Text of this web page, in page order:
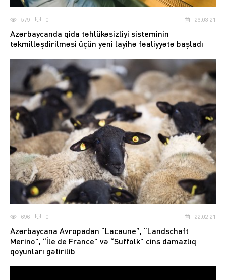
579 0 26.03.21
Azərbaycanda qida təhlükəsizliyi sisteminin
təkmilləşdirilməsi üçün yeni layihə fəaliyyətə başladı
696 0 22.02.21
Azərbaycana Avropadan “Lacaune”, “Landschaft
Merino”, “İle de France” və “Suffolk” cins damazlıq
qoyunları gətirilib